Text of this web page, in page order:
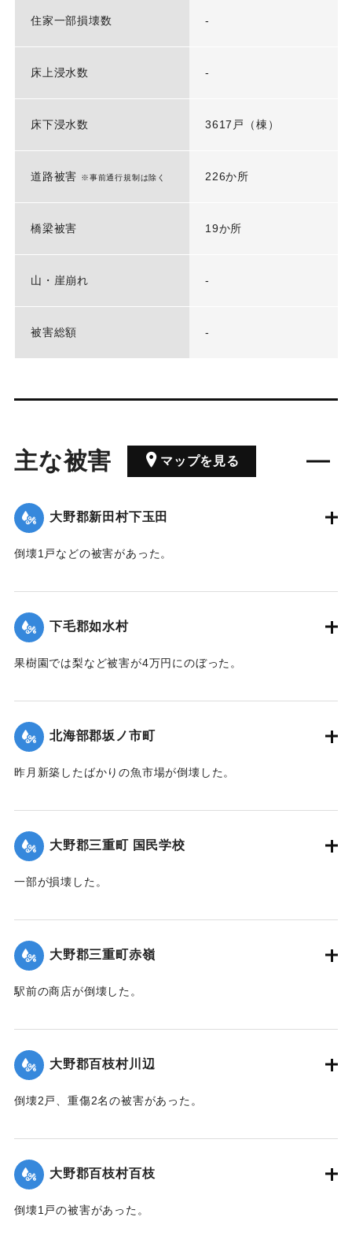
住家一部損壊数 -
床上浸水数 -
床下浸水数 3617戸（棟）
道路被害 ※事前通行規制は除く 226か所
橋梁被害 19か所
山・崖崩れ -
被害総額 -
主な被害 マップを見る
大野郡新田村下玉田
倒壊1戸などの被害があった。
｜固有コード:00474072
下毛郡如水村
果樹園では梨など被害が4万円にのぼった。
｜固有コード: 00474073
北海部郡坂ノ市町
昨月新築したばかりの魚市場が倒壊した。
｜固有コード:00474074
大野郡三重町 国民学校
一部が損壊した。
｜固有コード:00474067
大野郡三重町赤嶺
駅前の商店が倒壊した。
｜固有コード:00474068
大野郡百枝村川辺
倒壊2戸、重傷2名の被害があった。
｜固有コード:00474069
大野郡百枝村百枝
倒壊1戸の被害があった。